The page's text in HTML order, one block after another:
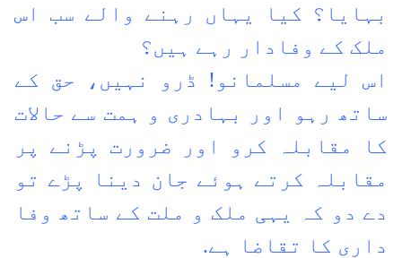
بہایا؟ کیا یہاں رہنے والے سب اس
ملک کے وفادار رہے ہیں؟
اس لیے مسلمانو! ڈرو نہیں، حق کے
ساتھ رہو اور بہادری و ہمت سے حالات
کا مقابلہ کرو اور ضرورت پڑنے پر
مقابلہ کرتے ہوئے جان دینا پڑے تو
دے دو کہ یہی ملک و ملت کے ساتھ وفا
داری کا تقاضا ہے.